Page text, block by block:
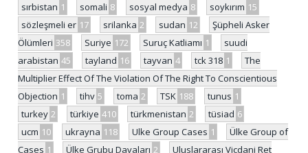
sırbistan 1 somali 8 sosyal medya 8 soykırım 15
sözleşmeli er 17 srilanka 2 sudan 12
Şüpheli Asker
Ölümleri 358 Suriye 172 Suruç Katliamı 1
suudi
arabistan 45 tayland 16 tayvan 4 tck 318 1
The
Multiplier Effect Of The Violation Of The Right To Conscientious
Objection 1 tihv 5 toma 2 TSK 188 tunus 1
turkey 2 türkiye 410 türkmenistan 2 tüsiad 6
ucm 10 ukrayna 118 Ulke Group Cases 1
Ülke Group of
Cases 1 Ülke Grubu Davaları 2
Uluslararası Vicdani Ret